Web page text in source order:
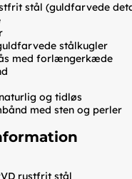
stål (guldfarvede
stålkugler
med forlængerkæde
og tidløs
med sten og perler
rustfrit stål